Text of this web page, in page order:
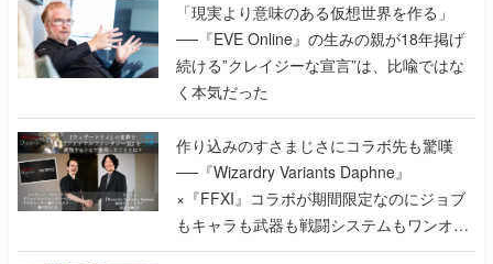
「現実より意味のある仮想世界を作る」
──『EVE Online』の生みの親が18年掲げ
続ける”クレイジーな宣言”は、比喩ではな
く本気だった
作り込みのすさまじさにコラボ先も驚嘆
──『Wizardry Variants Daphne』
×『FFXI』コラボが期間限定なのにジョブ
もキャラも武器も戦闘システムもワンオフ
で作り込まれた理由を両ディレクターに聞